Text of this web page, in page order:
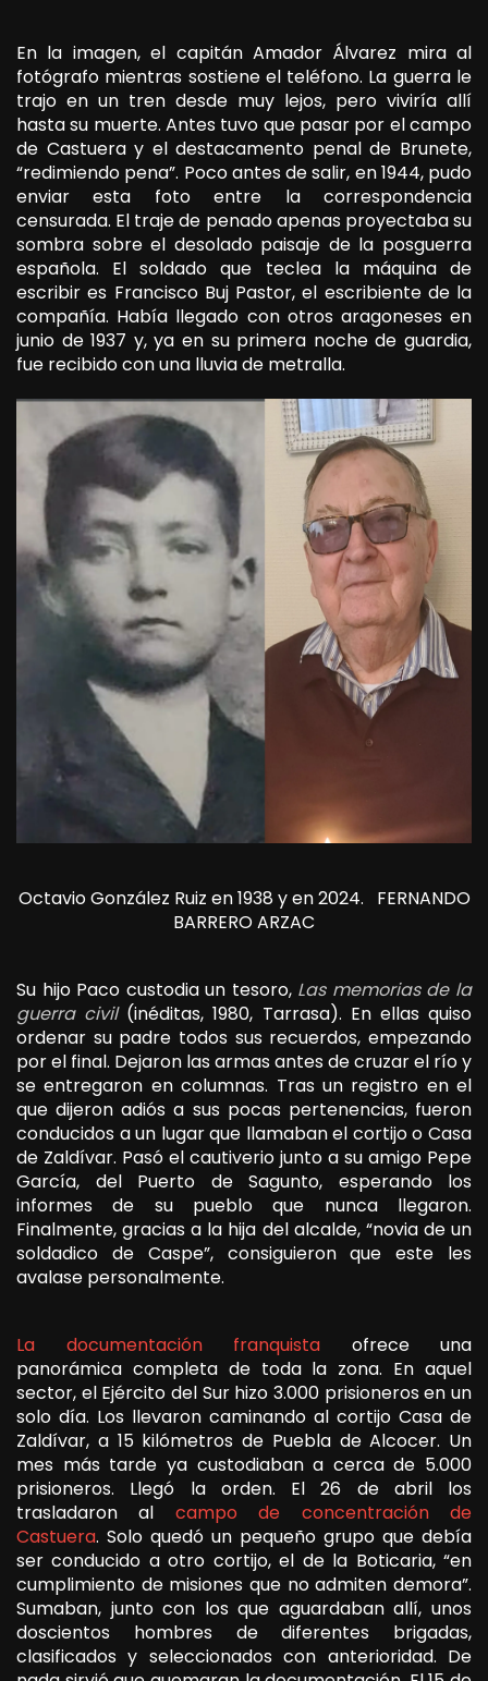
En la imagen, el capitán Amador Álvarez mira al
fotógrafo mientras sostiene el teléfono. La guerra le
trajo en un tren desde muy lejos, pero viviría allí
hasta su muerte. Antes tuvo que pasar por el campo
de Castuera y el destacamento penal de Brunete,
“redimiendo pena”. Poco antes de salir, en 1944, pudo
enviar esta foto entre la correspondencia
censurada. El traje de penado apenas proyectaba su
sombra sobre el desolado paisaje de la posguerra
española. El soldado que teclea la máquina de
escribir es Francisco Buj Pastor, el escribiente de la
compañía. Había llegado con otros aragoneses en
junio de 1937 y, ya en su primera noche de guardia,
fue recibido con una lluvia de metralla.
Octavio González Ruiz en 1938 y en 2024. FERNANDO
BARRERO ARZAC
Su hijo Paco custodia un tesoro, Las memorias de la
guerra civil(inéditas, 1980, Tarrasa). En ellas quiso
ordenar su padre todos sus recuerdos, empezando
por el final. Dejaron las armas antes de cruzar el río y
se entregaron en columnas. Tras un registro en el
que dijeron adiós a sus pocas pertenencias, fueron
conducidos a un lugar que llamaban el cortijo o Casa
de Zaldívar. Pasó el cautiverio junto a su amigo Pepe
García, del Puerto de Sagunto, esperando los
informes de su pueblo que nunca llegaron.
Finalmente, gracias a la hija del alcalde, “novia de un
soldadico de Caspe”, consiguieron que este les
avalase personalmente.
La documentación franquista ofrece una
panorámica completa de toda la zona. En aquel
sector, el Ejército del Sur hizo 3.000 prisioneros en un
solo día. Los llevaron caminando al cortijo Casa de
Zaldívar, a 15 kilómetros de Puebla de Alcocer. Un
mes más tarde ya custodiaban a cerca de 5.000
prisioneros. Llegó la orden. El 26 de abril los
trasladaron al campo de concentración de
Castuera. Solo quedó un pequeño grupo que debía
ser conducido a otro cortijo, el de la Boticaria, “en
cumplimiento de misiones que no admiten demora”.
Sumaban, junto con los que aguardaban allí, unos
doscientos hombres de diferentes brigadas,
clasificados y seleccionados con anterioridad. De